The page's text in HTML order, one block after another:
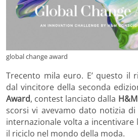
global change award
Trecento mila euro. E’ questo il
dal vincitore della seconda
Award, contest lanciato dalla
scorsi vi avevamo dato notizia
internazionale volta a incentivare
il riciclo nel mondo della moda.